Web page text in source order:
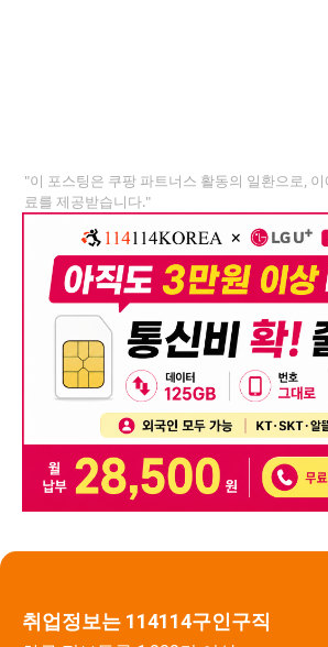
취업정보는 114114구인구직
"이 포스팅은 쿠팡 파트너스 활동의 일환으로,
료를 제공받습니다."